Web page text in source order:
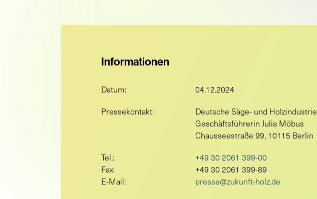
Informationen
Datum: 04.12.2024
Pressekontakt:
Deutsche Säge- und Holzindustrie
Geschäftsführerin Julia Möbus
Chausseestraße 99, 10115 Berlin
Tel.:
+49 30 2061 399-00
Fax:
+49 30 2061 399-89
E-Mail:
presse@zukunft-holz.de